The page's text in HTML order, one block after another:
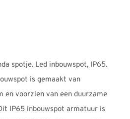
spotje. Led inbouwspot, IP65.
is gemaakt van
en voorzien van een duurzame
IP65 inbouwspot armatuur is